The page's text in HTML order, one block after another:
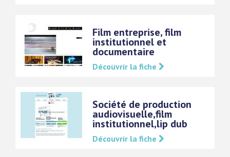
Film entreprise, film
institutionnel et
documentaire
Découvrir la fiche
Société de production
audiovisuelle,film
institutionnel,lip dub
Découvrir la fiche